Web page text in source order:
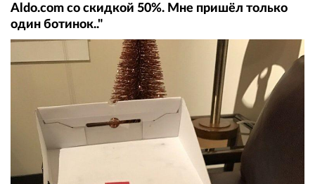
Aldo.com со скидкой 50%. Мне пришёл только
один ботинок.."